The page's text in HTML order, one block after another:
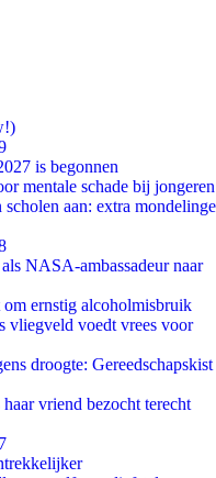
is begonnen
mentale schade bij jongeren
aan: extra mondelinge
NASA-ambassadeur naar
ernstig alcoholmisbruik
vliegveld voedt vrees voor
droogte: Gereedschapskist
vriend bezocht terecht